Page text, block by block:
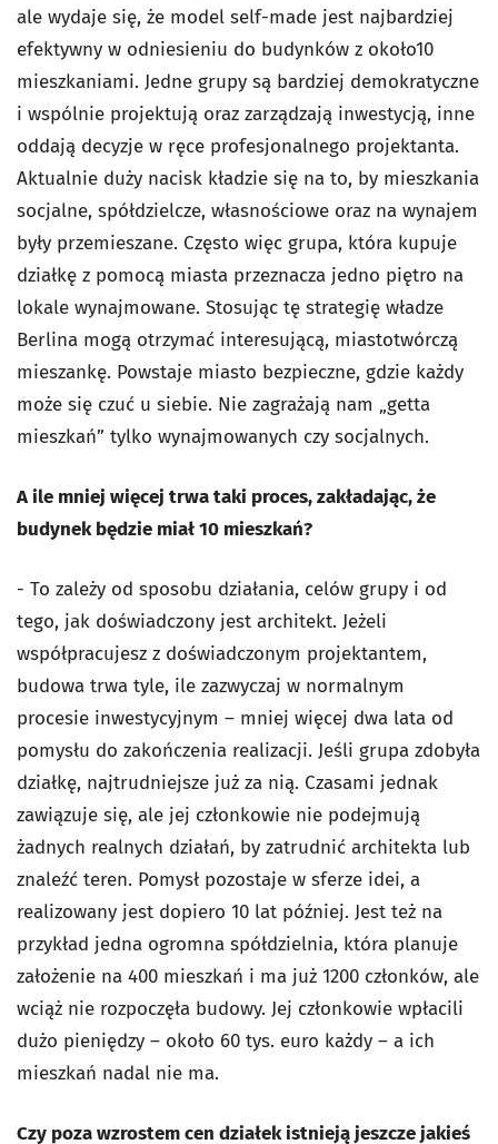
ale wydaje się, że model self-made jest najbardziej
efektywny w odniesieniu do budynków z około10
mieszkaniami. Jedne grupy są bardziej demokratyczne
i wspólnie projektują oraz zarządzają inwestycją, inne
oddają decyzje w ręce profesjonalnego projektanta.
Aktualnie duży nacisk kładzie się na to, by mieszkania
socjalne, spółdzielcze, własnościowe oraz na wynajem
były przemieszane. Często więc grupa, która kupuje
działkę z pomocą miasta przeznacza jedno piętro na
lokale wynajmowane. Stosując tę strategię władze
Berlina mogą otrzymać interesującą, miastotwórczą
mieszankę. Powstaje miasto bezpieczne, gdzie każdy
może się czuć u siebie. Nie zagrażają nam „getta
mieszkań” tylko wynajmowanych czy socjalnych.
A ile mniej więcej trwa taki proces, zakładając, że
budynek będzie miał 10 mieszkań?
- To zależy od sposobu działania, celów grupy i od
tego, jak doświadczony jest architekt. Jeżeli
współpracujesz z doświadczonym projektantem,
budowa trwa tyle, ile zazwyczaj w normalnym
procesie inwestycyjnym – mniej więcej dwa lata od
pomysłu do zakończenia realizacji. Jeśli grupa zdobyła
działkę, najtrudniejsze już za nią. Czasami jednak
zawiązuje się, ale jej członkowie nie podejmują
żadnych realnych działań, by zatrudnić architekta lub
znaleźć teren. Pomysł pozostaje w sferze idei, a
realizowany jest dopiero 10 lat później. Jest też na
przykład jedna ogromna spółdzielnia, która planuje
założenie na 400 mieszkań i ma już 1200 członków, ale
wciąż nie rozpoczęła budowy. Jej członkowie wpłacili
dużo pieniędzy – około 60 tys. euro każdy – a ich
mieszkań nadal nie ma.
Czy poza wzrostem cen działek istnieją jeszcze jakieś